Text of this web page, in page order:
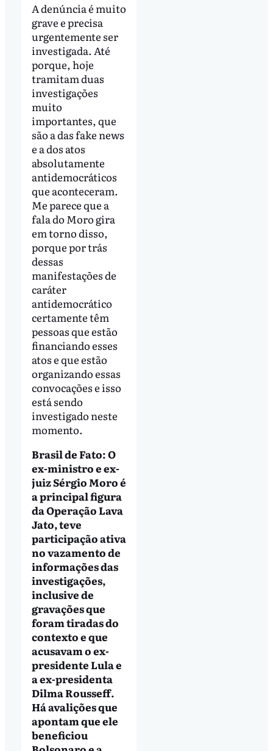
A denúncia é muito
grave e precisa
urgentemente ser
investigada. Até
porque, hoje
tramitam duas
investigações
muito
importantes, que
são a das fake news
e a dos atos
absolutamente
antidemocráticos
que aconteceram.
Me parece que a
fala do Moro gira
em torno disso,
porque por trás
dessas
manifestações de
caráter
antidemocrático
certamente têm
pessoas que estão
financiando esses
atos e que estão
organizando essas
convocações e isso
está sendo
investigado neste
momento.
Brasil de Fato: O
ex-ministro e ex-
juiz Sérgio Moro é
a principal figura
da Operação Lava
Jato, teve
participação ativa
no vazamento de
informações das
investigações,
inclusive de
gravações que
foram tiradas do
contexto e que
acusavam o ex-
presidente Lula e
a ex-presidenta
Dilma Rousseff.
Há avalições que
apontam que ele
beneficiou